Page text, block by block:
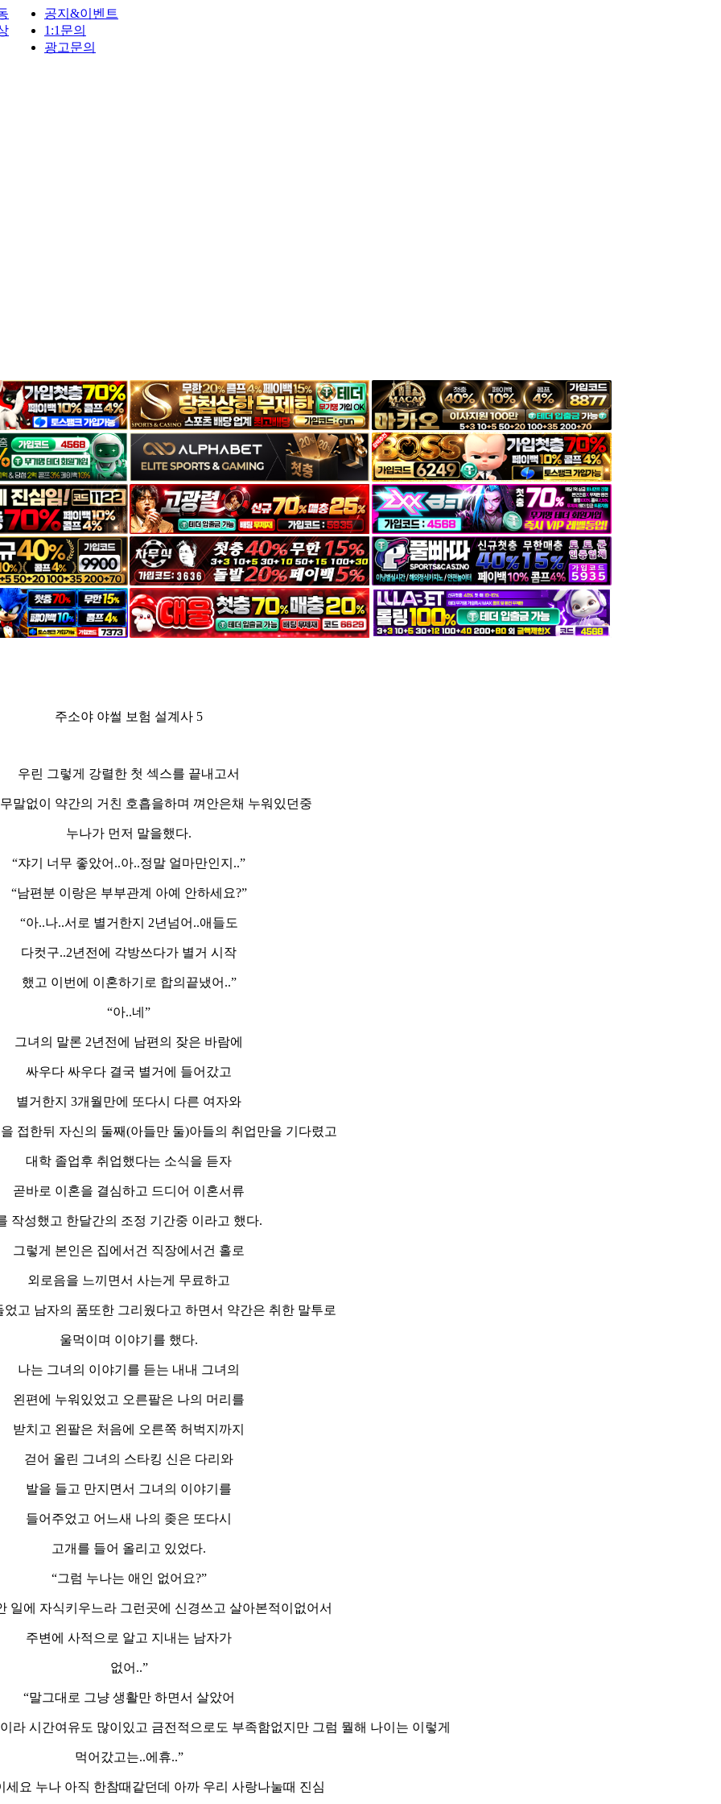
공지&이벤트
1:1문의
광고문의
주소야 야썰 보험 설계사 5
우린 그렇게 강렬한 첫 섹스를 끝내고서
말없이 약간의 거친 호흡을하며 껴안은채 누워있던중
누나가 먼저 말을했다.
“쟈기 너무 좋았어..아..정말 얼마만인지..”
“남편분 이랑은 부부관계 아예 안하세요?”
“아..나..서로 별거한지 2년넘어..애들도
다컷구..2년전에 각방쓰다가 별거 시작
했고 이번에 이혼하기로 합의끝냈어..”
“아..네”
그녀의 말론 2년전에 남편의 잦은 바람에
싸우다 싸우다 결국 별거에 들어갔고
별거한지 3개월만에 또다시 다른 여자와
접한뒤 자신의 둘째(아들만 둘)아들의 취업만을 기다렸고
대학 졸업후 취업했다는 소식을 듣자
곧바로 이혼을 결심하고 드디어 이혼서류
작성했고 한달간의 조정 기간중 이라고 했다.
그렇게 본인은 집에서건 직장에서건 홀로
외로음을 느끼면서 사는게 무료하고
었고 남자의 품또한 그리웠다고 하면서 약간은 취한 말투로
울먹이며 이야기를 했다.
나는 그녀의 이야기를 듣는 내내 그녀의
왼편에 누워있었고 오른팔은 나의 머리를
받치고 왼팔은 처음에 오른쪽 허벅지까지
걷어 올린 그녀의 스타킹 신은 다리와
발을 들고 만지면서 그녀의 이야기를
들어주었고 어느새 나의 좆은 또다시
고개를 들어 올리고 있었다.
“그럼 누나는 애인 없어요?”
일에 자식키우느라 그런곳에 신경쓰고 살아본적이없어서
주변에 사적으로 알고 지내는 남자가
없어..”
“말그대로 그냥 생활만 하면서 살았어
라 시간여유도 많이있고 금전적으로도 부족함없지만 그럼 뭘해 나이는 이렇게
먹어갔고는..에휴..”
세요 누나 아직 한참때같던데 아까 우리 사랑나눌때 진심